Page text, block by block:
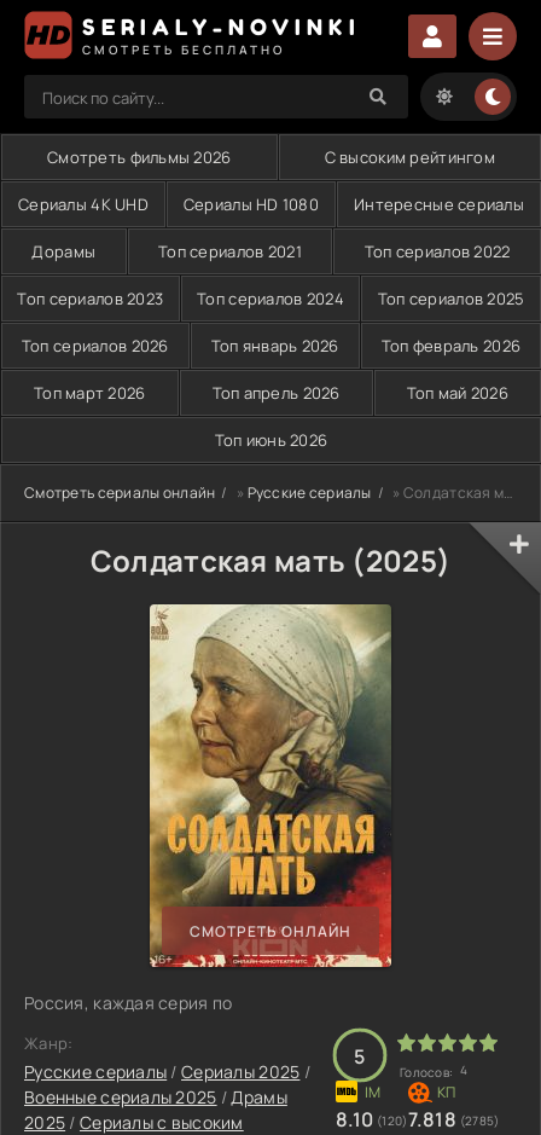
SERIALY-NOVINKI
СМОТРЕТЬ БЕСПЛАТНО
Смотреть фильмы 2026 С высоким рейтингом
Сериалы 4K UHD Сериалы HD 1080 Интересные сериалы
Дорамы Топ сериалов 2021 Топ сериалов 2022
Топ сериалов 2023 Топ сериалов 2024 Топ сериалов 2025
Топ сериалов 2026 Топ январь 2026 Топ февраль 2026
Топ март 2026 Топ апрель 2026 Топ май 2026
Топ июнь 2026
Смотреть сериалы онлайн » Русские сериалы » Солдатская мать (2025)
Солдатская мать (2025)
СМОТРЕТЬ ОНЛАЙН
Россия, каждая серия по
Жанр:
Русские сериалы /Сериалы 2025 /
Военные сериалы 2025 /Драмы
2025 / Сериалы с высоким
5
Голосов: 4
8.10 (120)7.818 (2785)